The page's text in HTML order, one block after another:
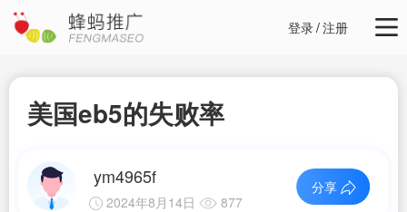
登录/注册
美国eb5的失败率
ym4965f
2024年8月14日 877
分享